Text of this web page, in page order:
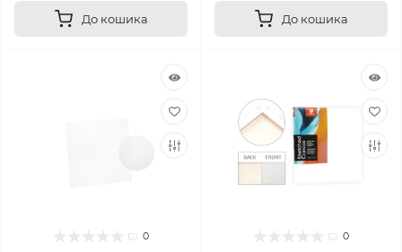
До кошика До кошика
0 0